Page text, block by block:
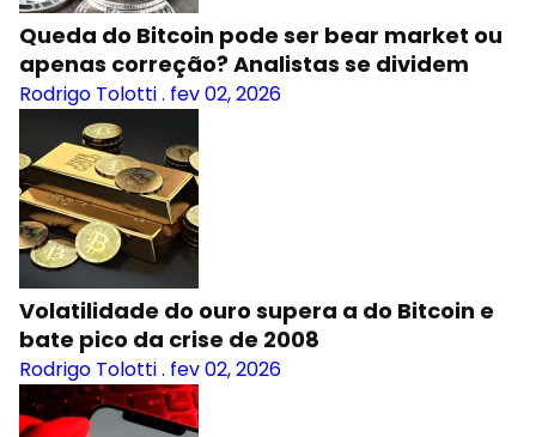
Queda do Bitcoin pode ser bear market ou
apenas correção? Analistas se dividem
Rodrigo Tolotti. fev 02, 2026
Volatilidade do ouro supera a do Bitcoin e
bate pico da crise de 2008
Rodrigo Tolotti. fev 02, 2026